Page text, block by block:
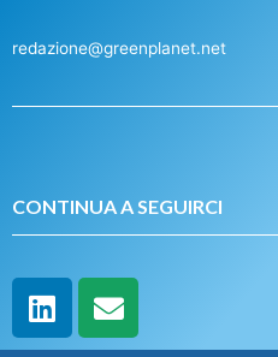
redazione@greenplanet.net
CONTINUA A SEGUIRCI